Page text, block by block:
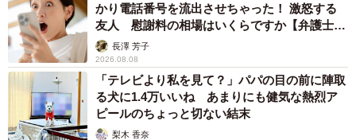
かり電話番号を流出させちゃった！ 激怒する
友人 慰謝料の相場はいくらですか【弁護士が
解説】長澤 芳子
2026.08.08
「テレビより私を見て？」パパの目の前に陣取
る犬に1.4万いいね あまりにも健気な熱烈ア
ピールのちょっと切ない結末
梨木 香奈